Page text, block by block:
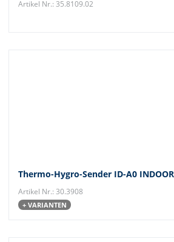
Artikel Nr.: 35.8109.02
Thermo-Hygro-Sender ID-A0 INDOOR
Artikel Nr.: 30.3908
+ VARIANTEN